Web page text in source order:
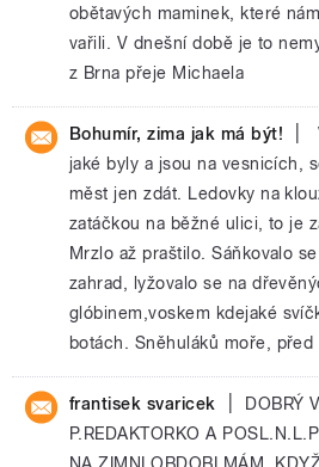
obětavých maminek, které
vařili. V dnešní době je to
z Brna přeje Michaela
Bohumír, zima jak má být!
jaké byly a jsou na vesnicích,
měst jen zdát. Ledovky na
zatáčkou na běžné ulici, to je
Mrzlo až praštilo. Sáňkovalo
zahrad, lyžovalo se na
glóbinem,voskem kdejaké
botách. Sněhuláků moře, před
frantisek svaricek
DOBRÝ
P.REDAKTORKO A
NA ZIMNI OBDOBI MÁM